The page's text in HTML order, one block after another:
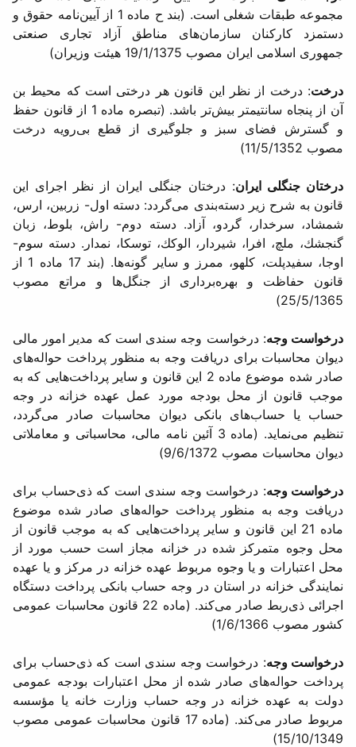
مجموعه طبقات شغلی است. (بند ح ماده 1 از آیین‌نامه حقوق و
دستمزد كاركنان سازمان‌های مناطق آزاد تجاری صنعتی
جمهوری اسلامی ایران مصوب 19/1/1375 هیئت وزیران)
درخت: درخت از نظر این قانون هر درختی است كه محیط بن
آن از پنجاه سانتیمتر بیش‌تر باشد. (تبصره ماده 1 از قانون حفظ
و گسترش فضای سبز و جلوگیری از قطع بی‌رویه درخت
مصوب 11/5/1352)
درختان جنگلی ایران: درختان جنگلی ایران از نظر اجرای این
قانون به شرح زیر دسته‌بندی می‌گردد: دسته اول- زربین، ارس،
شمشاد، سرخدار، گردو، آزاد. دسته دوم- راش، بلوط، زبان
گنجشك، ملچ، افرا، شیردار، الوكك، توسكا، نمدار. دسته سوم-
اوجا، سفیدپلت، كلهو، ممرز و سایر گونه‌ها. (بند 17 ماده 1 از
قانون حفاظت و بهره‌برداری از جنگل‌ها و مراتع مصوب
25/5/1365)
درخواست وجه: درخواست وجه‌ سندی است كه مدیر امور مالی
دیوان محاسبات برای دریافت وجه به منظور پرداخت حواله‌های
صادر شده موضوع ماده 2 این قانون و سایر پرداخت‌هایی كه به
موجب قانون از محل بودجه مورد عمل عهده خزانه در وجه
حساب یا حساب‌های بانكی دیوان محاسبات صادر می‌گردد،
تنظیم می‌نماید. (ماده 3 آئین نامه مالی، محاسباتی و معاملاتی
دیوان محاسبات مصوب 9/6/1372)
درخواست وجه: درخواست وجه سندی است كه ذی‌حساب برای
دریافت وجه به منظور پرداخت حواله‌های صادر شده موضوع
ماده 21 این قانون و سایر پرداخت‌هایی كه به موجب قانون از
محل وجوه متمركز شده در خزانه مجاز است حسب مورد از
محل اعتبارات و یا وجوه مربوط عهده خزانه در مركز و یا عهده
نمایندگی خزانه در استان در وجه حساب بانكی پرداخت دستگاه
اجرائی ذی‌ربط صادر می‌كند. (ماده 22 قانون محاسبات عمومی
كشور مصوب 1/6/1366)
درخواست وجه: درخواست وجه سندی است كه ذی‌حساب برای
پرداخت حواله‌های صادر شده از محل اعتبارات بودجه عمومی
دولت به عهده خزانه در وجه حساب وزارت خانه یا مؤسسه
مربوط صادر می‌كند. (ماده 17 قانون محاسبات عمومی مصوب
15/10/1349)